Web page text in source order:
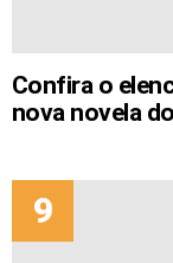
Confira o
nova novela